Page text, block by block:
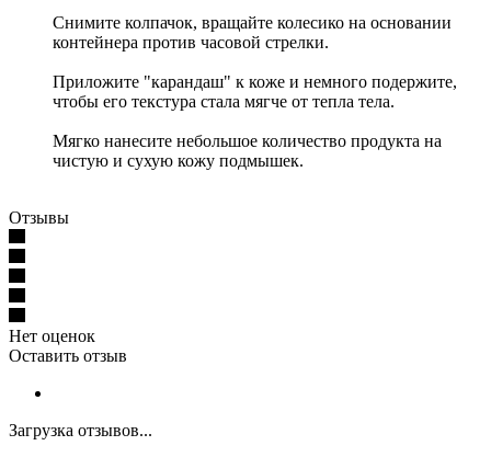
Снимите колпачок, вращайте колесико на основании
контейнера против часовой стрелки.
Приложите "карандаш" к коже и немного подержите,
чтобы его текстура стала мягче от тепла тела.
Мягко нанесите небольшое количество продукта на
чистую и сухую кожу подмышек.
Отзывы
Нет оценок
Оставить отзыв
Загрузка отзывов...